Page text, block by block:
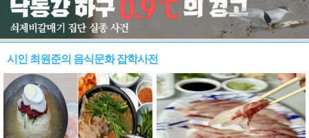
시인 최원준의 음식문화 잡학사전